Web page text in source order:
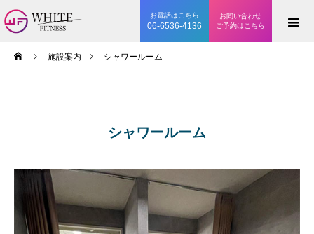
お電話はこちら
06-6536-4136
お問い合わせ
ご予約はこちら
施設案内 シャワールーム
シャワールーム